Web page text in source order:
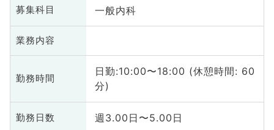
募集科目 一般内科
業務内容
勤務時間
日勤:10:00〜18:00 (休憩時間: 60
分)
勤務日数 週3.00日〜5.00日